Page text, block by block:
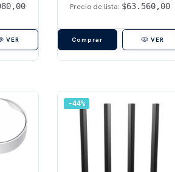
VER
Precio de lista: $63.560,00
VER
44%